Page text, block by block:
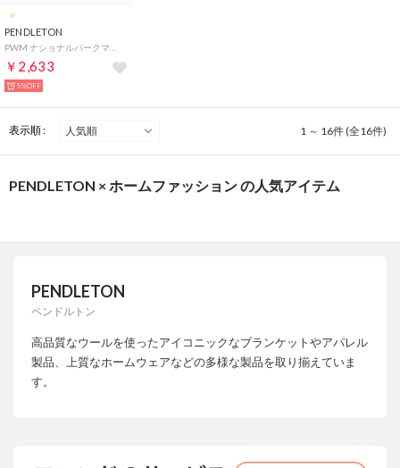
PENDLETON
￥2,633
5%OFF
表示順 : 1 ～ 16件 (全16件)
PENDLETON × ホームファッション の人気アイテム
PENDLETON
ペンドルトン
高品質なウールを使ったアイコニックなブランケットやアパレル
製品、上質なホームウェアなどの多様な製品を取り揃えていま
す。